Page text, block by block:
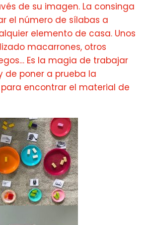
de su imagen. La consinga
el número de sílabas a
elemento de casa. Unos
macarrones, otros
Es la magia de trabajar
de poner a prueba la
encontrar el material de